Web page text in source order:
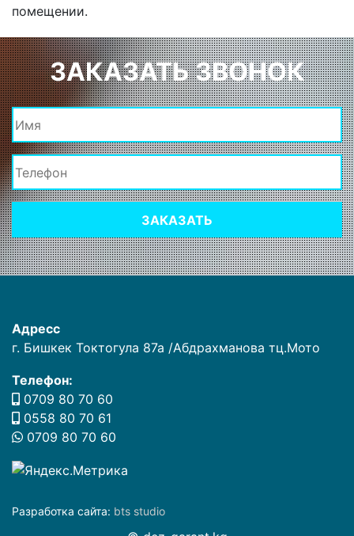
помещении.
ЗАКАЗАТЬ ЗВОНОК
ЗАКАЗАТЬ
Адресс
г. Бишкек Токтогула 87а /Абдрахманова тц.Мото
Телефон:
0709 80 70 60
0558 80 70 61
0709 80 70 60
Разработка сайта: bts studio